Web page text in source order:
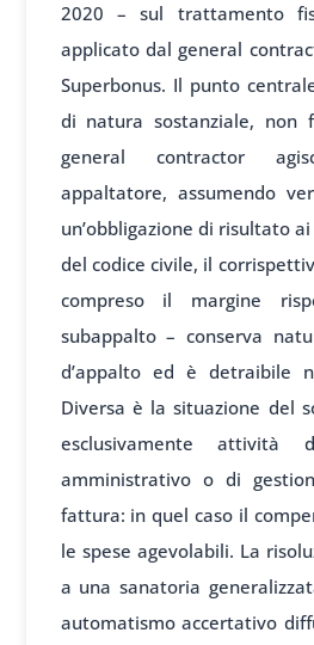
2020 – sul trattamento
applicato dal general
Superbonus. Il punto
di natura sostanziale, non
general contractor
appaltatore, assumendo
un’obbligazione di risultato
del codice civile, il
compreso il margine
subappalto – conserva
d’appalto ed è detraibile
Diversa è la situazione del
esclusivamente attività
amministrativo o di
fattura: in quel caso il
le spese agevolabili. La
a una sanatoria
automatismo accertativo